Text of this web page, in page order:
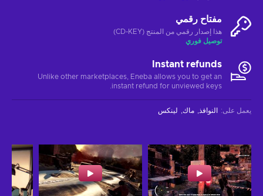
مفتاح رقمي
هذا إصدار رقمي من المنتج (CD-KEY)
توصيل فوري
Instant refunds
Unlike other marketplaces, Eneba allows you to get an
instant refund for unviewed keys.
يعمل على: النوافذ ماك لينكس